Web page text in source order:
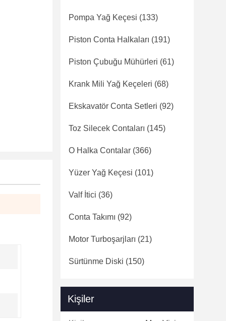
Pompa Yağ Keçesi (133)
Piston Conta Halkaları (191)
Piston Çubuğu Mühürleri (61)
Krank Mili Yağ Keçeleri (68)
Ekskavatör Conta Setleri (92)
Toz Silecek Contaları (145)
O Halka Contalar (366)
Yüzer Yağ Keçesi (101)
Valf İtici (36)
Conta Takımı (92)
Motor Turboşarjları (21)
Sürtünme Diski (150)
Kişiler